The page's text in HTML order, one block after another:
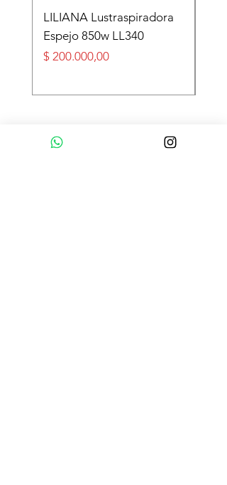
LILIANA Lustraspiradora
Espejo 850w LL340
Precio
$ 200.000,00